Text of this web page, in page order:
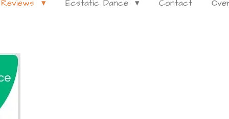
Reviews Ecstatic Dance Contact